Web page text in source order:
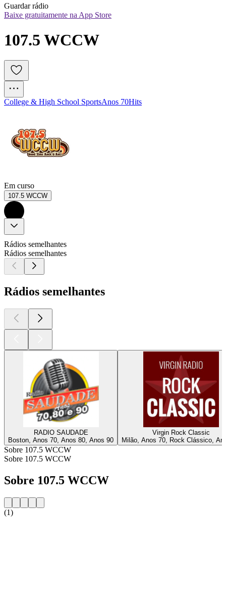
Guardar rádio
Baixe gratuitamente na App Store
107.5 WCCW
College & High School SportsAnos 70Hits
Em curso
107.5 WCCW
Rádios semelhantes
Rádios semelhantes
Rádios semelhantes
RADIO SAUDADE
Boston, Anos 70, Anos 80, Anos 90
Virgin Rock Classic
Milão, Anos 70, Rock Clássico,
Sobre 107.5 WCCW
Sobre 107.5 WCCW
Sobre 107.5 WCCW
(1)